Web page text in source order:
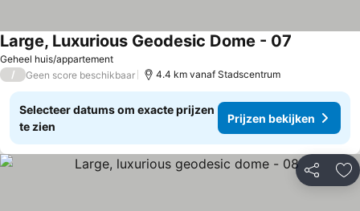
Geheel huis/appartement
Large, Luxurious Geodesic Dome - 07
/ Geen score beschikbaar 4.4 km vanaf Stadscentrum
Selecteer datums om exacte prijzen
te zien
Prijzen bekijken
Delen